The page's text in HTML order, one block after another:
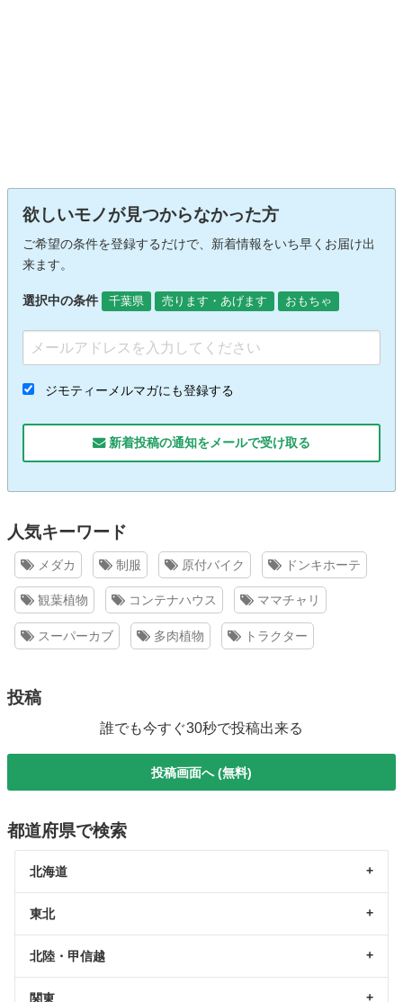
欲しいモノが見つからなかった方
ご希望の条件を登録するだけで、新着情報をいち早くお届け出
来ます。
選択中の条件 千葉県 売ります・あげます おもちゃ
ジモティーメルマガにも登録する
新着投稿の通知をメールで受け取る
人気キーワード
メダカ 制服 原付バイク ドンキホーテ
観葉植物 コンテナハウス ママチャリ
スーパーカブ 多肉植物 トラクター
投稿
誰でも今すぐ30秒で投稿出来る
投稿画面へ (無料)
都道府県で検索
北海道
東北
北陸・甲信越
関東